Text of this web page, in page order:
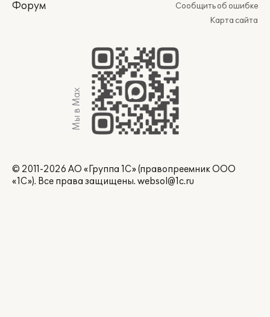
Форум
Сообщить об ошибке
Карта сайта
Мы в Max
© 2011-2026 АО «Группа 1С» (правопреемник ООО
«1С»). Все права защищены. websol@1c.ru